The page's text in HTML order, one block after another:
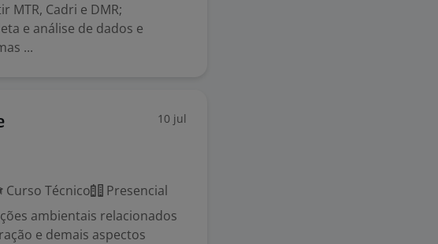
MTR, Cadri e DMR;
e análise de dados e
...
10 jul
Curso Técnico
Presencial
ambientais relacionados
e demais aspectos